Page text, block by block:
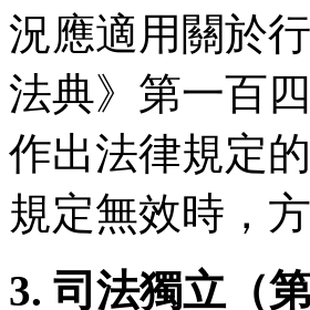
況應適用關於
法典》第一百
作出法律規定
規定無效時，
3. 司法獨立（第